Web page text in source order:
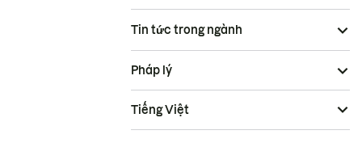
Tin tức trong ngành
Pháp lý
Tiếng Việt